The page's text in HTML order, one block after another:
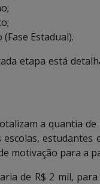
Estadual).
etapa está
a quantia de
motivação para a
de R$ 2 mil,